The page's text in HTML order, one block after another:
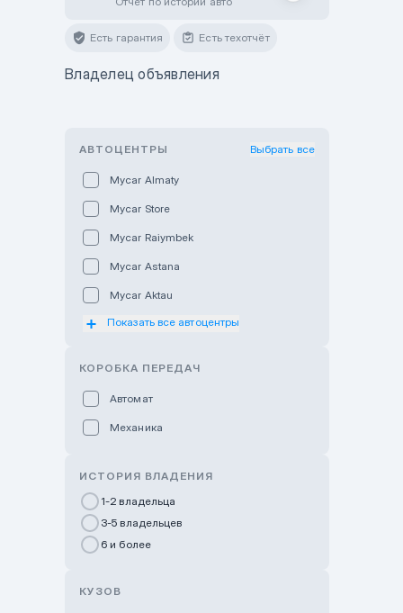
Есть гарантия Есть техотчёт
Владелец объявления
АВТОЦЕНТРЫ Выбрать все
Mycar Almaty
Mycar Store
Mycar Raiymbek
Mycar Astana
Mycar Aktau
Mycar Uralsk
GWM Nurly Zhol
Chery Astana
Показать все автоцентры
КОРОБКА ПЕРЕДАЧ
Автомат
Механика
ИСТОРИЯ ВЛАДЕНИЯ
1-2 владельца
3-5 владельцев
6 и более
КУЗОВ